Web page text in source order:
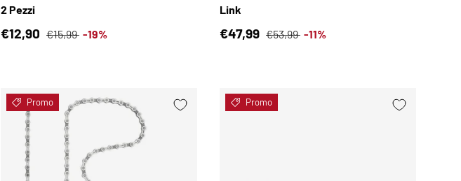
2 Pezzi
Prezzo di vendita
€12,90 Prezzo normale
€15,99 -19%
Link
Prezzo di vendita
€47,99 Prezzo normale
€53,99 -11%
Promo Promo